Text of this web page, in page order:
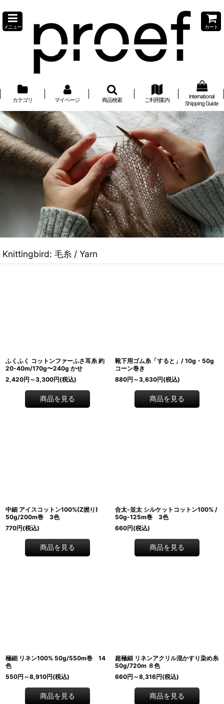
メニュー カート
カテゴリ マイページ 商品検索 ご利用案内
International
Shipping Guide
Knittingbird: 毛糸 / Yarn
ふくふく コットンファーふさ耳糸 約
20-40m/170g〜240g かせ
2,420円 ～3,300円(税込)
商品を見る
靴下用ゴム糸「すると」/ 10g・50g
コーン巻き
880円 ～3,630円(税込)
商品を見る
中細 アイスコットン100%(Z撚り)
50g/200m巻 3色
770円(税込)
商品を見る
合太-並太 シルケットコットン100% /
50g-125m巻 3色
660円(税込)
商品を見る
極細 リネン100% 50g/550m巻 14
色
550円 ～8,910円(税込)
商品を見る
超極細 リネンアクリル混かすり染め糸
50g/720m ８色
660円 ～8,316円(税込)
商品を見る